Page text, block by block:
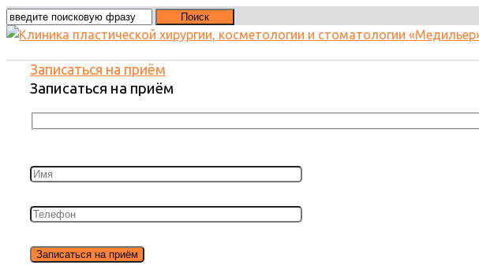
Записаться на приём
Записаться на приём